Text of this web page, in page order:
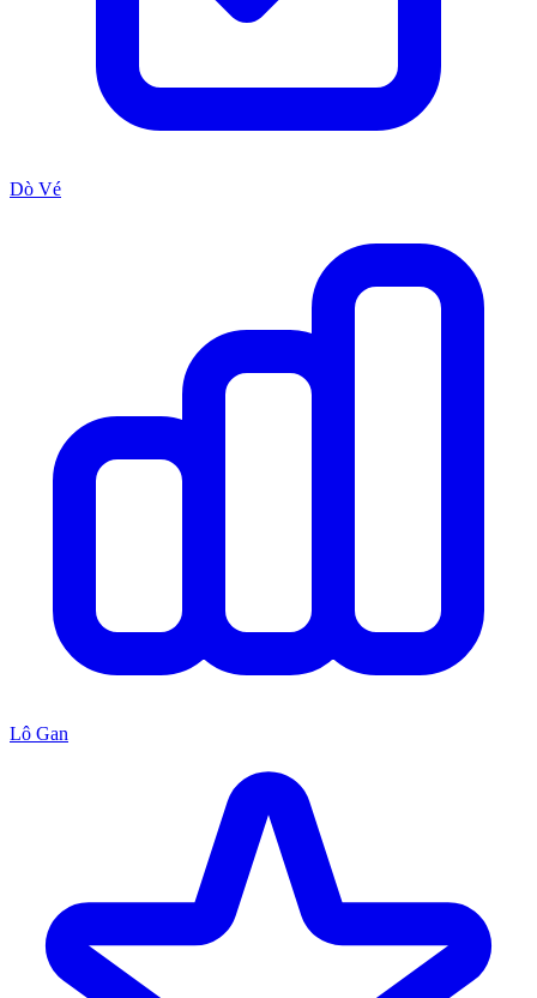
Dò Vé
Lô Gan